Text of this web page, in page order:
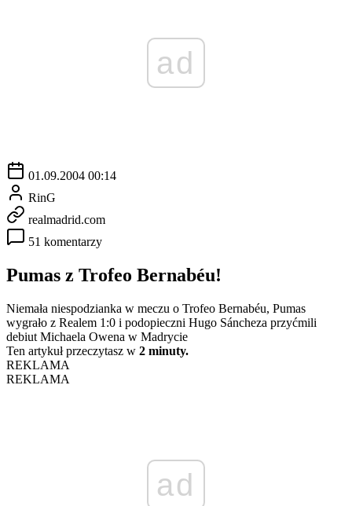
ad
01.09.2004 00:14
RinG
realmadrid.com
51 komentarzy
Pumas z Trofeo Bernabéu!
Niemała niespodzianka w meczu o Trofeo Bernabéu, Pumas
wygrało z Realem 1:0 i podopieczni Hugo Sáncheza przyćmili
debiut Michaela Owena w Madrycie
Ten artykuł przeczytasz w 2 minuty.
REKLAMA
REKLAMA
ad